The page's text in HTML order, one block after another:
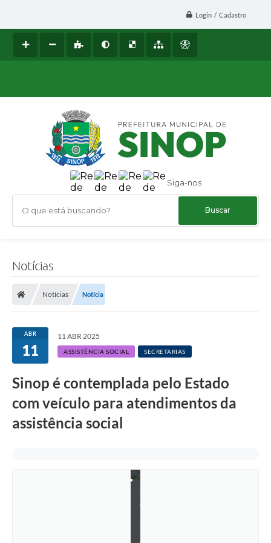
Login / Cadastro
Siga-nos
O que está buscando?
Notícias
Notícias Notícia
ABR
11
11 ABR 2025
ASSISTÊNCIA SOCIAL SECRETARIAS
Sinop é contemplada pelo Estado
com veículo para atendimentos da
assistência social
F
t
o
A
r
i
a
/
a
o